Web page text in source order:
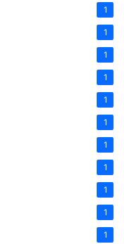
1
1
1
1
1
1
1
1
1
1
1